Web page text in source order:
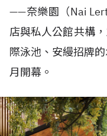
——奈樂園（Nai
店與私人公館共構
際泳池、安縵招牌
月開幕。